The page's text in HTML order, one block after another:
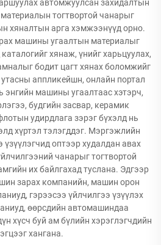
автомжуулсан захидалтын
тогтвортой чанарыг
хяналтын арга хэмжээнүүд орно.
машины угаалтын материалыг
хянаж, үнийг харьцуулах,
бодит цагт хянах боломжийг
утасны аппликейшн, онлайн портал
энгийн машины угаалтаас хэтэрч,
будгийн засвар, керамик
удирдлага зэрэг бүхэлд нь
хүртэл тэлэгддэг. Мэргэжлийн
үзүүлэгчид оптээр худалдан авах
чанарыг тогтвортой
их байлгахад туслана. Эдгээр
зарах компанийн, машин орон
гэрээсээ үйлчилгээ үзүүлэх
өөрсдийн автомашиндаа
хүсч буй ам бүлийн хэрэглэгчдийн
хангана.